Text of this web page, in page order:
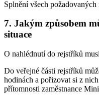
Splnění všech požadovaných
7. Jakým způsobem
situace
O nahlédnutí do rejstříků
Do veřejné části rejstříků
hodinách a pořizovat si z
přítomnosti zaměstnance